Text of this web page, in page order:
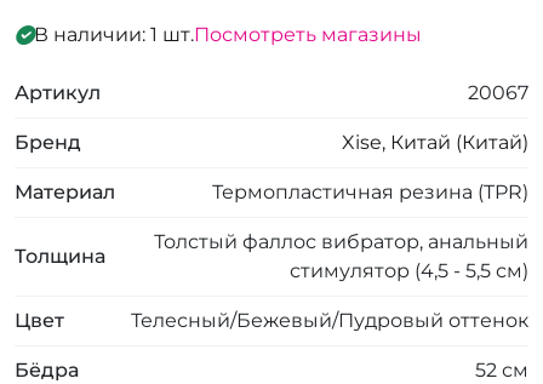
В наличии: 1 шт.Посмотреть магазины
Артикул 20067
Бренд Xise, Китай (Китай)
Материал Термопластичная резина (TPR)
Толщина
Толстый фаллос вибратор, анальный
стимулятор (4,5 - 5,5 см)
Цвет Телесный/Бежевый/Пудровый оттенок
Бёдра 52 см